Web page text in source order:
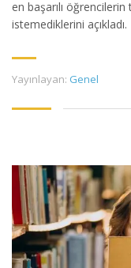
en başarılı
istemediklerini açıkladı.
Yayınlayan: Genel